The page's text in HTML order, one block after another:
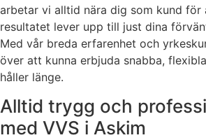
arbetar vi alltid nära dig som kund för
resultatet lever upp till just dina
Med vår breda erfarenhet och
över att kunna erbjuda snabba,
håller länge.
Alltid trygg och
med VVS i Askim